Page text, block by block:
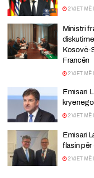
2 VJET MË
Ministri
Kosovë-
Francën
2 VJET MË
Emisari
2 VJET MË
Emisari
flasin
2 VJET MË